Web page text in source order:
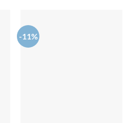
-11%